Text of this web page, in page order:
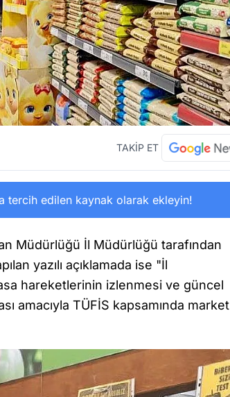
TAKİP ET
tercih edilen kaynak olarak ekleyin!
Müdürlüğü İl Müdürlüğü tarafından
yazılı açıklamada ise "İl
hareketlerinin izlenmesi ve güncel
amacıyla TÜFİS kapsamında market